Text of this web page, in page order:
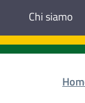
Chi siamo